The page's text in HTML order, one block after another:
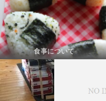
食事について